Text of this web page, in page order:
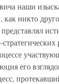
наши
никто
его